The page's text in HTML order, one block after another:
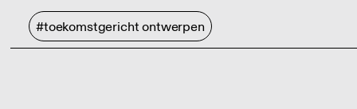
#toekomstgericht ontwerpen